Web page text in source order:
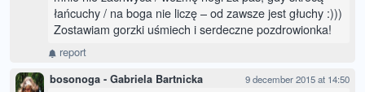
łańcuchy / na boga nie liczę – od zawsze jest głuchy :)))
Zostawiam gorzki uśmiech i serdeczne pozdrowionka!
report
bosonoga - Gabriela Bartnicka 9 december 2015 at 14:50